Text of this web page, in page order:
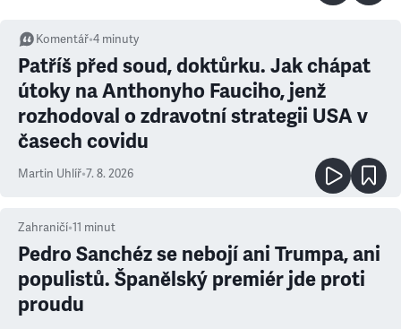
Komentář•4 minuty
Patříš před soud, doktůrku. Jak chápat
útoky na Anthonyho Fauciho, jenž
rozhodoval o zdravotní strategii USA v
časech covidu
Martin Uhlíř•7. 8. 2026
Zahraničí•11 minut
Pedro Sanchéz se nebojí ani Trumpa, ani
populistů. Španělský premiér jde proti
proudu